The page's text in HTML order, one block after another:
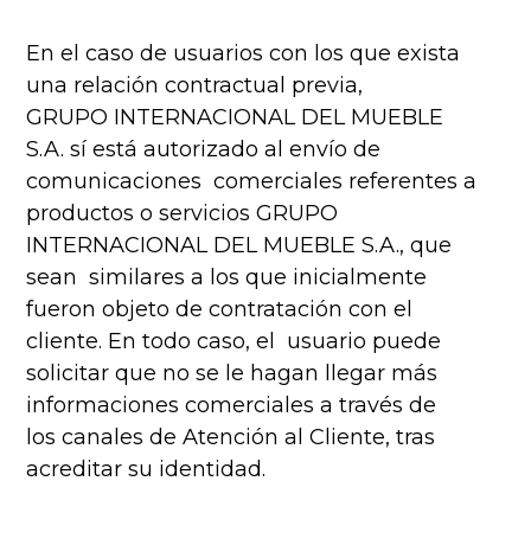
En el caso de usuarios con los que exista
una relación contractual previa,
GRUPO INTERNACIONAL DEL MUEBLE
S.A. sí está autorizado al envío de
comunicaciones comerciales referentes a
productos o servicios GRUPO
INTERNACIONAL DEL MUEBLE S.A., que
sean similares a los que inicialmente
fueron objeto de contratación con el
cliente. En todo caso, el usuario puede
solicitar que no se le hagan llegar más
informaciones comerciales a través de
los canales de Atención al Cliente, tras
acreditar su identidad.